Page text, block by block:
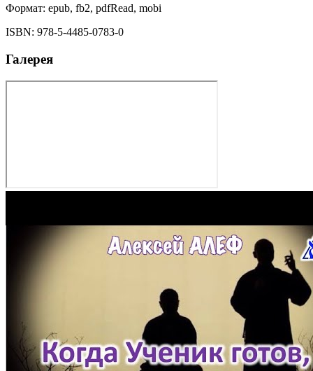
Формат: epub, fb2, pdfRead, mobi
ISBN: 978-5-4485-0783-0
Галерея